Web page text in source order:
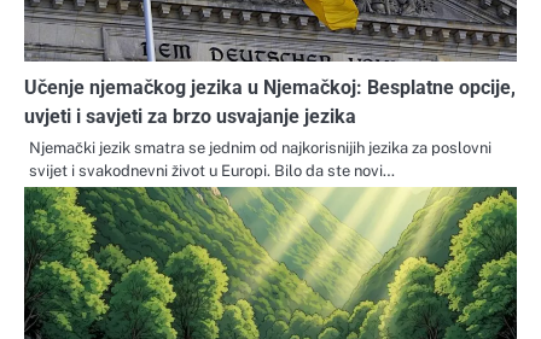
Učenje njemačkog jezika u Njemačkoj: Besplatne opcije,
uvjeti i savjeti za brzo usvajanje jezika
Njemački jezik smatra se jednim od najkorisnijih jezika za poslovni
svijet i svakodnevni život u Europi. Bilo da ste novi…